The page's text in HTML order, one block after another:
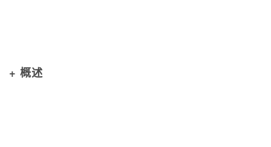
+ 概述